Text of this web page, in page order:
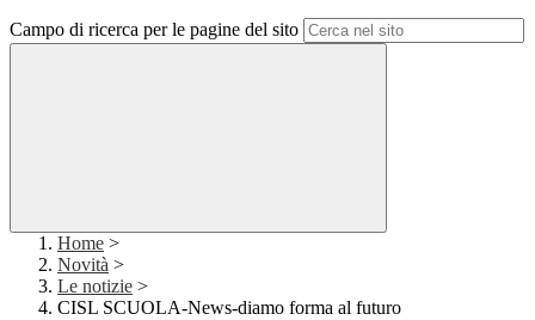
Campo di ricerca per le pagine del sito
Home >
Novità >
Le notizie >
CISL SCUOLA-News-diamo forma al futuro